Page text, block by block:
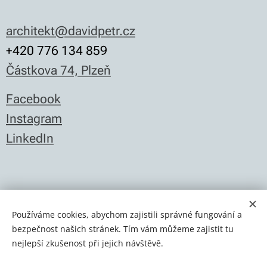
architekt@davidpetr.cz
+420 776 134 859
Částkova 74, Plzeň
Facebook
Instagram
LinkedIn
pro obce
pro firmy a developery
Používáme cookies, abychom zajistili správné fungování a
bezpečnost našich stránek. Tím vám můžeme zajistit tu
nejlepší zkušenost při jejich návštěvě.